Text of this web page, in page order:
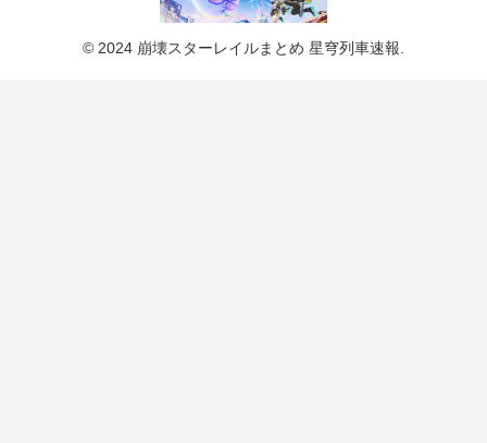
© 2024 崩壊スターレイルまとめ 星穹列車速報.